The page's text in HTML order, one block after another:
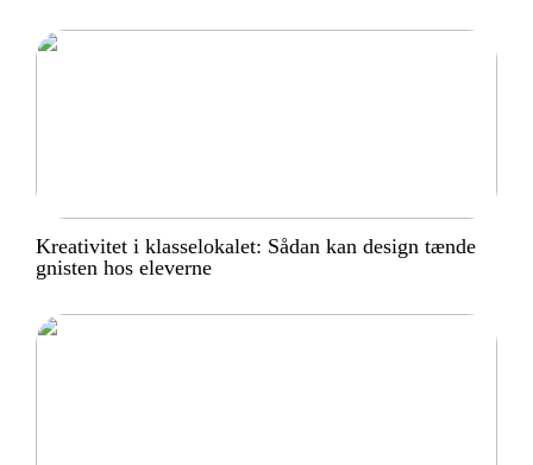
Kreativitet i klasselokalet: Sådan kan design tænde
gnisten hos eleverne